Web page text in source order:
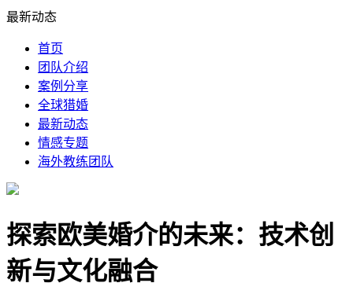
最新动态
首页
团队介绍
案例分享
全球猎婚
最新动态
情感专题
海外教练团队
探索欧美婚介的未来：技术创
新与文化融合